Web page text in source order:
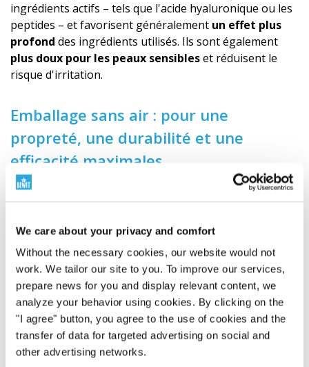
We care about your privacy and comfort
Without the necessary cookies, our website would not
work. We tailor our site to you. To improve our services,
prepare news for you and display relevant content, we
analyze your behavior using cookies. By clicking on the
"I agree" button, you agree to the use of cookies and the
transfer of data for targeted advertising on social and
other advertising networks.
ingrédients actifs – tels que l'acide hyaluronique ou les
peptides – et favorisent généralement un effet plus
profond des ingrédients utilisés. Ils sont également
plus doux pour les peaux sensibleset réduisent le
risque d'irritation.
Emballage sans air : pour une
propreté, une durabilité et une
efficacité maximales
Pour cette crème, nous avons choisi un emballage
Plus grande stabilité et plus grande durabilité
: En évitant le contact avec l'air, le risque
d'oxydation et de développement de micro-
organismes est réduit. La qualité de la crème est
ainsi maintenue plus longtemps.
Utiliser jusqu'à la dernière goutte de contenu :
La technologie Airless permet d'utiliser la crème